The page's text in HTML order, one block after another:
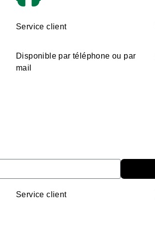
Service client
Disponible par téléphone ou par
mail
Service client